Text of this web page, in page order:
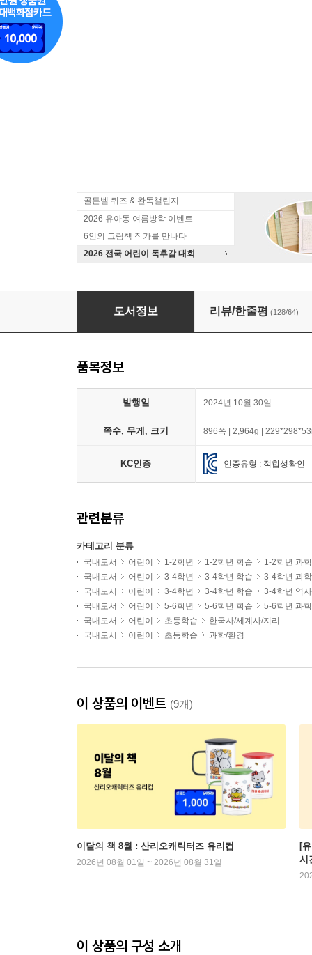
골든벨 퀴즈 & 완독챌린지
2026 유아동 여름방학 이벤트
6인의 그림책 작가를 만나다
2026 전국 어린이 독후감 대회
학교에서 바로 쓸 수 있는 세계와 지리 2025 +
도서정보 리뷰/한줄평 (128/64)
품목정보
발행일 2024년 10월 30일
쪽수, 무게, 크기 896쪽 | 2,964g |
KC인증 인증유형 : 적합성확인
관련분류
카테고리 분류
국내도서 어린이 1-2학년 1-2학년 학습
1-2학년 과
국내도서
어린이 3-4학년 3-4학년 학습
3-4학년 과
국내도서
어린이 3-4학년 3-4학년 학습
3-4학년 역
국내도서
어린이 5-6학년 5-6학년 학습
5-6학년 과
국내도서
어린이 초등학습
한국사/세계사/지리
국내도서
어린이 초등학습 과학/환경
이 상품의 이벤트 (9개)
이달의 책 8월 : 산리오캐릭터즈 유리컵
2026년 08월 01일 ~ 2026년 08월 31일
[
시
이 상품의 구성 소개